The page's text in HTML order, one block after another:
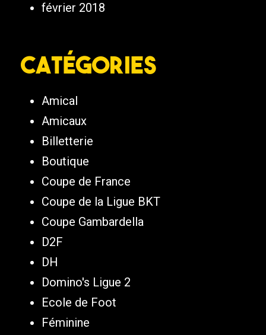
février 2018
Catégories
Amical
Amicaux
Billetterie
Boutique
Coupe de France
Coupe de la Ligue BKT
Coupe Gambardella
D2F
DH
Domino's Ligue 2
Ecole de Foot
Féminine